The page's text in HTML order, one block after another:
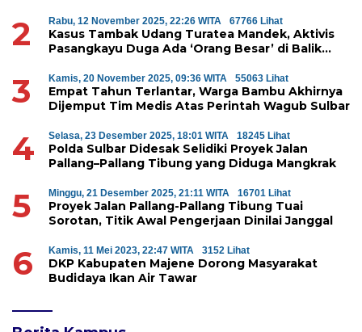
2 Rabu, 12 November 2025, 22:26 WITA 67766 Lihat
Kasus Tambak Udang Turatea Mandek, Aktivis
Pasangkayu Duga Ada ‘Orang Besar’ di Balik
3 Kamis, 20 November 2025, 09:36 WITA 55063 Lihat
Empat Tahun Terlantar, Warga Bambu Akhirnya
Dijemput Tim Medis Atas Perintah Wagub Sulbar
4 Selasa, 23 Desember 2025, 18:01 WITA 18245 Lihat
Polda Sulbar Didesak Selidiki Proyek Jalan
Pallang–Pallang Tibung yang Diduga Mangkrak
5 Minggu, 21 Desember 2025, 21:11 WITA 16701 Lihat
Proyek Jalan Pallang-Pallang Tibung Tuai
Sorotan, Titik Awal Pengerjaan Dinilai Janggal
6 Kamis, 11 Mei 2023, 22:47 WITA 3152 Lihat
DKP Kabupaten Majene Dorong Masyarakat
Budidaya Ikan Air Tawar